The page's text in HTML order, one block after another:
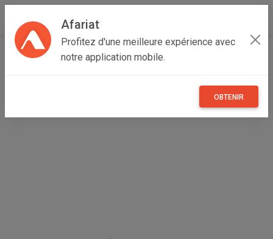
Afariat
Profitez d'une meilleure expérience avec
notre application mobile.
OBTENIR
Accueil
Vêtements et objets personnels
Miroir lumineux LED NuBrilliance Beauty Breeze avec